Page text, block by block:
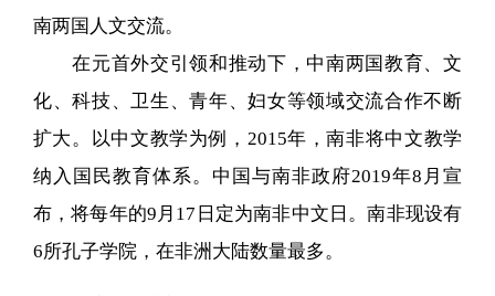
南两国人文交流。
在元首外交引领和推动下，中南两国教育、文
化、科技、卫生、青年、妇女等领域交流合作不断
扩大。以中文教学为例，2015年，南非将中文教学
纳入国民教育体系。中国与南非政府2019年8月宣
布，将每年的9月17日定为南非中文日。南非现设有
6所孔子学院，在非洲大陆数量最多。